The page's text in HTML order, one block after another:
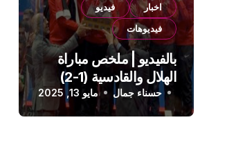
اخبار
فيديو
فيديوهات
بالفيديو | ملخص مباراة
الهلال والقادسية (1-2)
الدوري السعودي
حسناء جمال مايو 13, 2025